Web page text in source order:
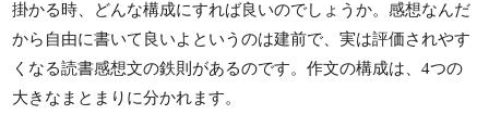
掛かる時、どんな構成にすれば良いのでしょうか。感想なんだ
から自由に書いて良いよというのは建前で、実は評価されやす
くなる読書感想文の鉄則があるのです。作文の構成は、4つの
大きなまとまりに分かれます。